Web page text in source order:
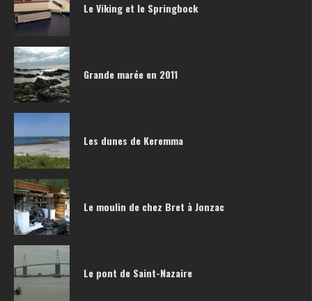
Le Viking et le Springbock
Grande marée en 2011
Les dunes de Keremma
Le moulin de chez Bret à Jonzac
Le pont de Saint-Nazaire